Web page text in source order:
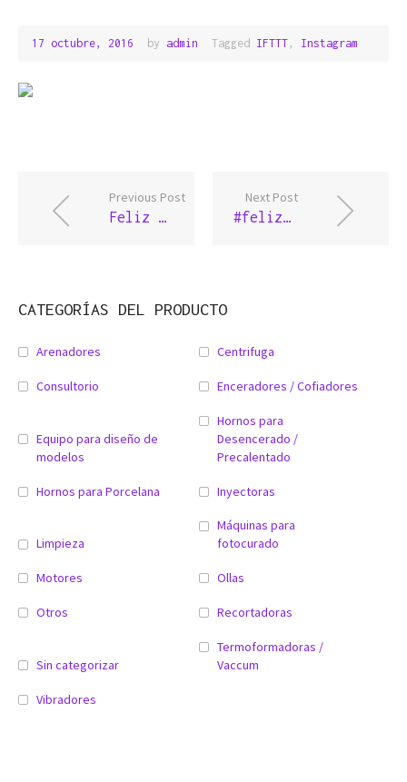
17 octubre, 2016 by admin Tagged IFTTT, Instagram
Previous Post
Feliz día mundial de la sonrisa #DiaMundialdelaSonrisa #felizviernes #molident
Next Post
#felizviernes #molident
CATEGORÍAS DEL PRODUCTO
Arenadores Centrifuga
Consultorio Enceradores / Cofiadores
Equipo para diseño de
modelos
Hornos para
Desencerado /
Precalentado
Hornos para Porcelana Inyectoras
Limpieza
Máquinas para
fotocurado
Motores Ollas
Otros Recortadoras
Sin categorizar
Termoformadoras /
Vaccum
Vibradores